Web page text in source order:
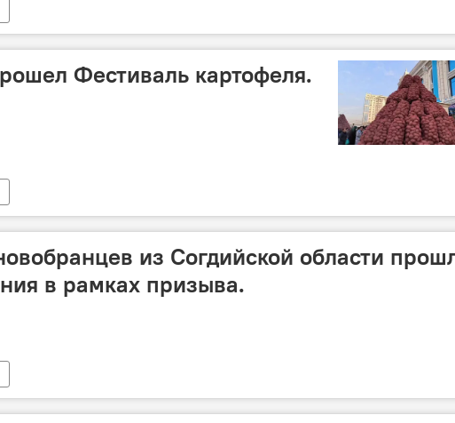
Фестиваль картофеля.
из Согдийской области
в рамках призыва.